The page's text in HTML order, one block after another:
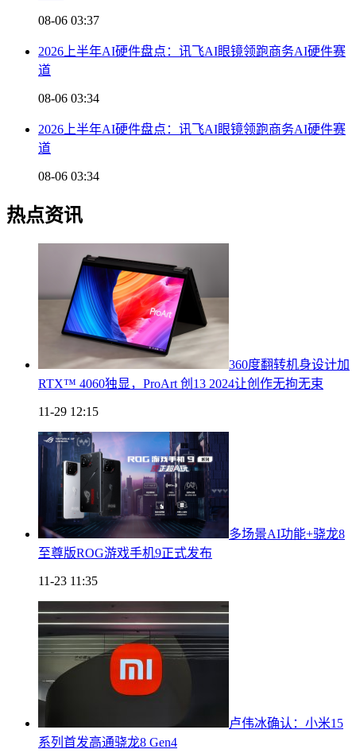
08-06 03:37
2026上半年AI硬件盘点：讯飞AI眼镜领跑商务AI硬件赛
道
08-06 03:34
2026上半年AI硬件盘点：讯飞AI眼镜领跑商务AI硬件赛
道
08-06 03:34
热点资讯
360度翻转机身设计加
RTX™ 4060独显，ProArt 创13 2024让创作无拘无束
11-29 12:15
多场景AI功能+骁龙8
至尊版ROG游戏手机9正式发布
11-23 11:35
卢伟冰确认：小米15
系列首发高通骁龙8 Gen4